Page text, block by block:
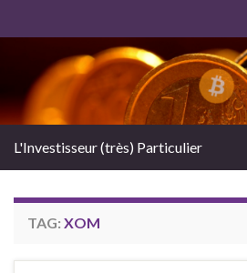
Search for:
L'Investisseur (très) Particulier
TAG: XOM